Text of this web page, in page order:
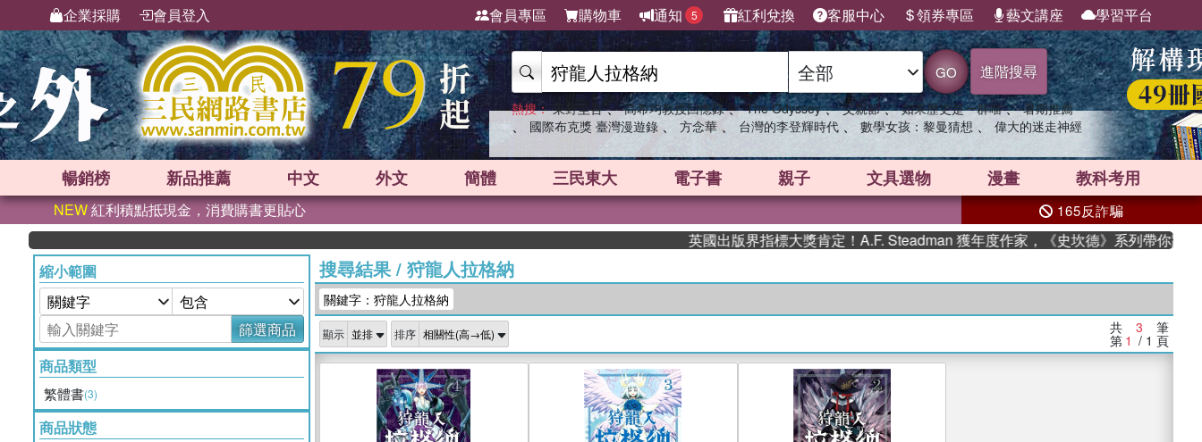
企業採購 會員登入 會員專區 購物車 通知 5 紅利兌換 客服中心 領券專區 藝文講座 學習平台
GO 進階搜尋
熱搜： 東野圭吾 、 高希均教授回憶錄 、 The Odyssey 、 父親節 、 如果歷史是一群喵 、 暑期推薦
、 國際布克獎 臺灣漫遊錄 、 方念華 、 台灣的李登輝時代 、 數學女孩：黎曼猜想 、 偉大的迷走神經
暢銷榜 新品推薦 中文 外文 簡體 三民東大 電子書 親子 文具選物 漫畫 教科考用
NEW紅利積點抵現金，消費購書更貼心 165反詐騙
英國出版界指標大獎肯定！A.F. Steadman 獲年度作家，《史坎德》系列帶你踏上熱
縮小範圍
篩選商品
商品類型
繁體書(3)
商品狀態
搜尋結果/ 狩龍人拉格納
關鍵字：狩龍人拉格納
顯示 排序 共 3 筆
第 1 / 1 頁